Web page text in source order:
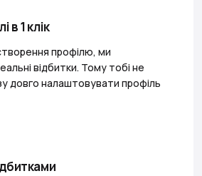
в 1 клік
профілю, ми
відбитки. Тому тобі не
довго налаштовувати профіль